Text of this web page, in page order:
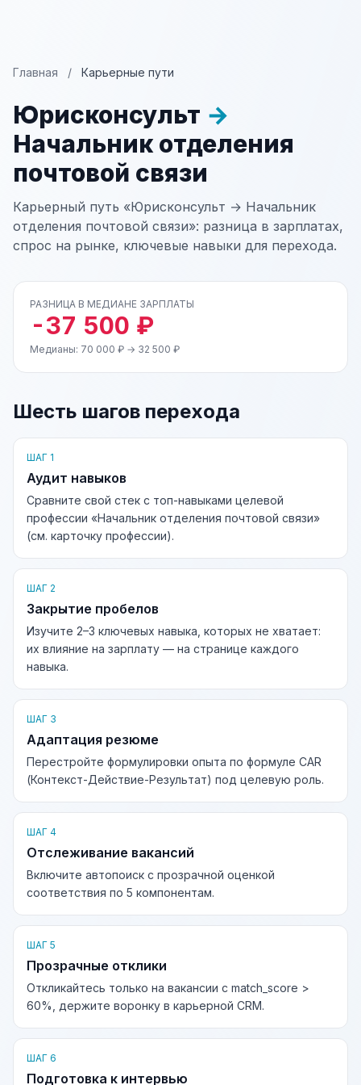
Главная / Карьерные пути
Юрисконсульт →
Начальник отделения
почтовой связи
Карьерный путь «Юрисконсульт → Начальник
отделения почтовой связи»: разница в зарплатах,
спрос на рынке, ключевые навыки для перехода.
РАЗНИЦА В МЕДИАНЕ ЗАРПЛАТЫ
-37 500 ₽
Медианы: 70 000 ₽ → 32 500 ₽
Шесть шагов перехода
ШАГ 1
Аудит навыков
Сравните свой стек с топ-навыками целевой
профессии «Начальник отделения почтовой связи»
(см. карточку профессии).
ШАГ 2
Закрытие пробелов
Изучите 2–3 ключевых навыка, которых не хватает:
их влияние на зарплату — на странице каждого
навыка.
ШАГ 3
Адаптация резюме
Перестройте формулировки опыта по формуле CAR
(Контекст-Действие-Результат) под целевую роль.
ШАГ 4
Отслеживание вакансий
Включите автопоиск с прозрачной оценкой
соответствия по 5 компонентам.
ШАГ 5
Прозрачные отклики
Откликайтесь только на вакансии с match_score >
60%, держите воронку в карьерной CRM.
ШАГ 6
Подготовка к интервью